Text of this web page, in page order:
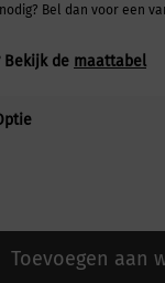
Bel dan voor een
Bekijk de maattabel
Toevoegen aan